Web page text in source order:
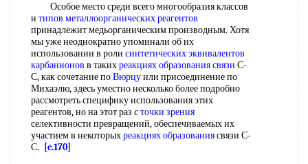
Особое место среди всего многообразия классов
и типов металлоорганических реагентов
принадлежит медьорганическим производным. Хотя
мы уже неоднократно упоминали об их
использовании в роли синтетических эквивалентов
карбанионов в такихреакциях образования связи С-
С, как сочетание поВюрцуили присоединение по
Михаэлю, здесь уместно несколько более подробно
рассмотреть специфику использования этих
реагентов, но на этот раз сточки зрения
селективности превращений, обеспечиваемых их
участием в некоторыхреакциях образованиясвязи С-
С.
[c.170]